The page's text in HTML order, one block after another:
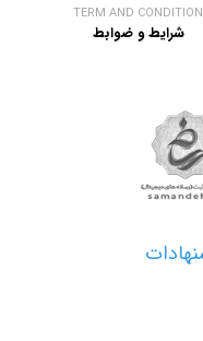
TERM AND CONDITION
شرایط و ضوابط